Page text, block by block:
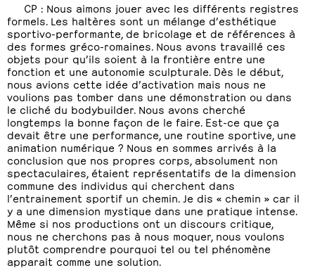
CP : Nous aimons jouer avec les différents registres
formels. Les haltères sont un mélange d’esthétique
sportivo-performante, de bricolage et de références à
des formes gréco-romaines. Nous avons travaillé ces
objets pour qu’ils soient à la frontière entre une
fonction et une autonomie sculpturale. Dès le début,
nous avions cette idée d’activation mais nous ne
voulions pas tomber dans une démonstration ou dans
le cliché du bodybuilder. Nous avons cherché
longtemps la bonne façon de le faire. Est-ce que ça
devait être une performance, une routine sportive, une
animation numérique ? Nous en sommes arrivés à la
conclusion que nos propres corps, absolument non
spectaculaires, étaient représentatifs de la dimension
commune des individus qui cherchent dans
l’entrainement sportif un chemin. Je dis « chemin » car il
y a une dimension mystique dans une pratique intense.
Même si nos productions ont un discours critique,
nous ne cherchons pas à nous moquer, nous voulons
plutôt comprendre pourquoi tel ou tel phénomène
apparait comme une solution.